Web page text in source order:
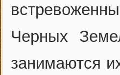
Черных
занимаются